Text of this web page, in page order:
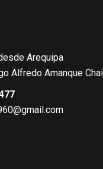
Arequipa
Alfredo Amanque